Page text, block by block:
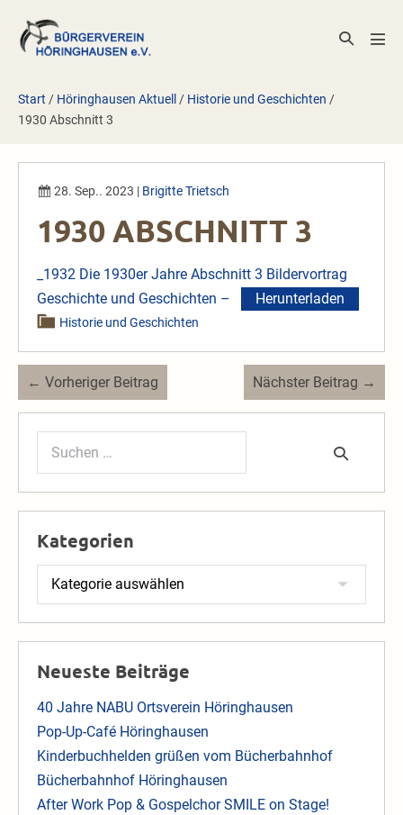
Inhalt
springen
Suche-
Start / Höringhausen Aktuell / Historie und Geschichten /
1930 Abschnitt 3
28. Sep.. 2023 | Brigitte Trietsch
1930 ABSCHNITT 3
_1932 Die 1930er Jahre Abschnitt 3 Bildervortrag
Geschichte und Geschichten –
Herunterladen
Historie und Geschichten
Beitragsnavigation
← Vorheriger Beitrag Nächster Beitrag →
Suchen
Kategorien
Kategorien
Neueste Beiträge
40 Jahre NABU Ortsverein Höringhausen
Pop-Up-Café Höringhausen
Kinderbuchhelden grüßen vom Bücherbahnhof
Bücherbahnhof Höringhausen
After Work Pop & Gospelchor SMILE on Stage!